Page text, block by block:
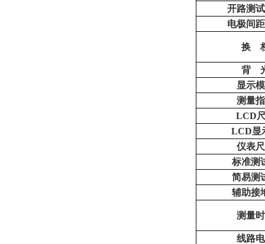
开路测
电极间
换
背
显示
测量
LCD
LCD显
仪表
标准测
简易测
辅助接
测量
线路